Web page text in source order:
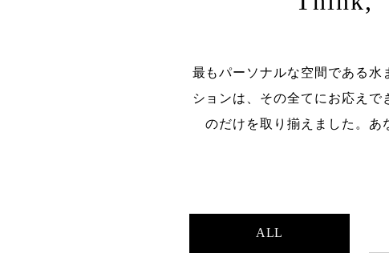
最もパーソナルな空間である水
ションは、その全てにお応え
のだけを取り揃えました。あ
ALL